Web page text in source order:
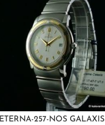
ETERNA-257-NOS GALAXIS